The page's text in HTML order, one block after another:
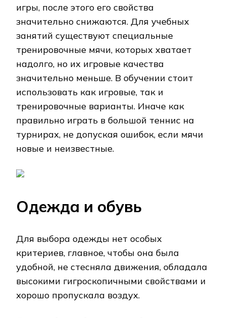
игры, после этого его свойства
значительно снижаются. Для учебных
занятий существуют специальные
тренировочные мячи, которых хватает
надолго, но их игровые качества
значительно меньше. В обучении стоит
использовать как игровые, так и
тренировочные варианты. Иначе как
правильно играть в большой теннис на
турнирах, не допуская ошибок, если мячи
новые и неизвестные.
Одежда и обувь
Для выбора одежды нет особых
критериев, главное, чтобы она была
удобной, не стесняла движения, обладала
высокими гигроскопичными свойствами и
хорошо пропускала воздух.